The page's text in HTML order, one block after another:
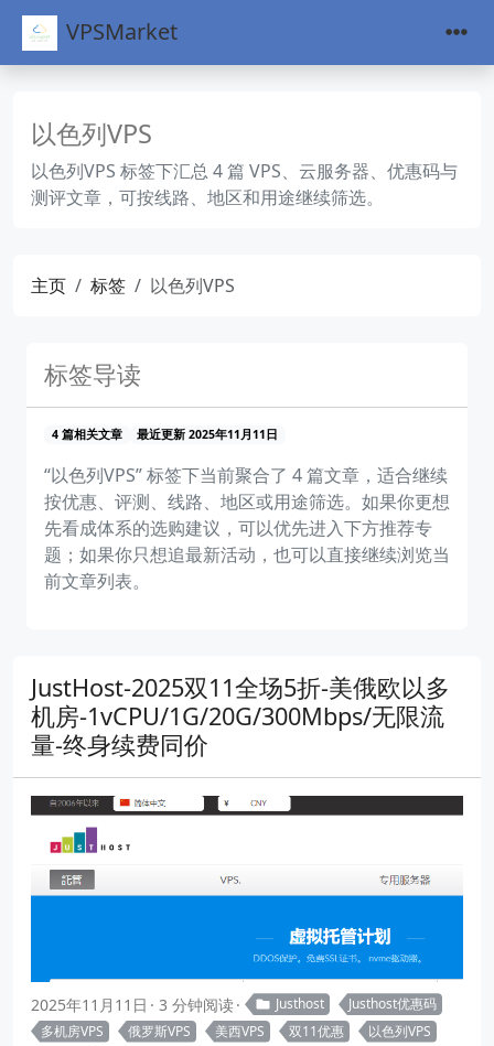
VPSMarket
以色列VPS
以色列VPS 标签下汇总 4 篇 VPS、云服务器、优惠码与
测评文章，可按线路、地区和用途继续筛选。
主页 标签 以色列VPS
标签导读
4 篇相关文章 最近更新 2025年11月11日
“以色列VPS” 标签下当前聚合了 4 篇文章，适合继续
按优惠、评测、线路、地区或用途筛选。如果你更想
先看成体系的选购建议，可以优先进入下方推荐专
题；如果你只想追最新活动，也可以直接继续浏览当
前文章列表。
JustHost-2025双11全场5折-美俄欧以多
机房-1vCPU/1G/20G/300Mbps/无限流
量-终身续费同价
2025年11月11日 3 分钟阅读 Justhost
Justhost优惠码
多机房VPS
俄罗斯VPS 美西VPS 双11优惠
以色列VPS